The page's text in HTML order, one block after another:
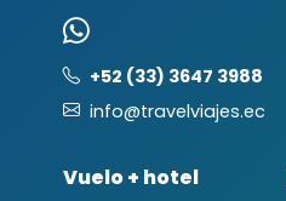
+52 (33) 3647 3988
info@travelviajes.ec
Vuelo + hotel